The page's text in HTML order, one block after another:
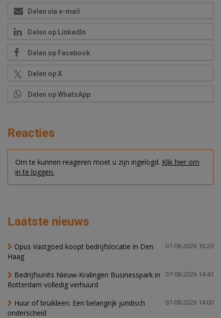
Delen via e-mail
Delen op LinkedIn
Delen op Facebook
Delen op X
Delen op WhatsApp
Reacties
Om te kunnen reageren moet u zijn ingelogd. Klik hier om
in te loggen.
Laatste nieuws
07-08-2026 16:20
Opus Vastgoed koopt bedrijfslocatie in Den
Haag
07-08-2026 14:43
Bedrijfsunits Nieuw-Kralingen Businesspark in
Rotterdam volledig verhuurd
07-08-2026 14:00
Huur of bruikleen: Een belangrijk juridisch
onderscheid